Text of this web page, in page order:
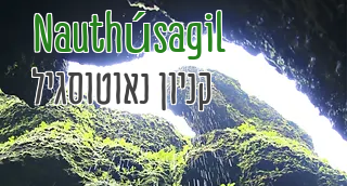
קניון נאוטוסגיל
Nauthúsagil